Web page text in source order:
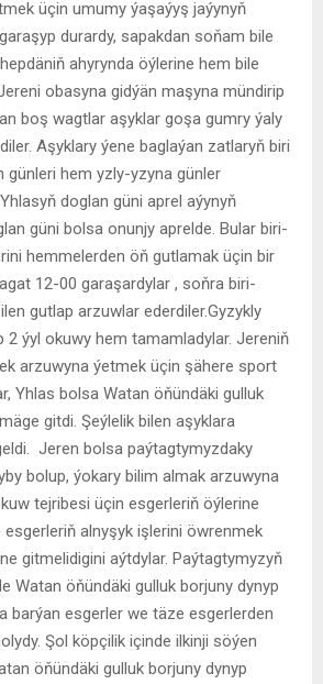
üçin umumy ýaşaýyş jaýynyň
durardy, sapakdan soňam bile
ahyrynda öýlerine hem bile
obasyna gidýän maşyna mündirip
boş wagtlar aşyklar goşa gumry ýaly
Aşyklary ýene baglaýan zatlaryň biri
günleri hem yzly-yzyna günler
doglan güni aprel aýynyň
güni bolsa onunjy aprelde. Bular biri-
hemmelerden öň gutlamak üçin bir
12-00 garaşardylar , soňra biri-
gutlap arzuwlar ederdiler.Gyzykly
2 ýyl okuwy hem tamamladylar. Jereniň
arzuwyna ýetmek üçin şähere sport
Yhlas bolsa Watan öňündäki gulluk
gitdi. Şeýlelik bilen aşyklara
Jeren bolsa paýtagtymyzdaky
bolup, ýokary bilim almak arzuwyna
tejribesi üçin esgerleriň öýlerine
alnyşyk işlerini öwrenmek
gitmelidigini aýtdylar. Paýtagtymyzyň
Watan öňündäki gulluk borjuny dynyp
barýan esgerler we täze esgerlerden
Şol köpçilik içinde ilkinji söýen
öňündäki gulluk borjuny dynyp